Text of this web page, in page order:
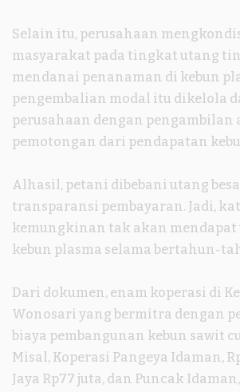
Selain itu, perusahaan
masyarakat pada tingkat utang
mendanai penanaman di kebun
pengembalian modal itu dikelola
perusahaan dengan pengambilan
pemotongan dari pendapatan
Alhasil, petani dibebani utang
transparansi pembayaran. Jadi,
kemungkinan tak akan
kebun plasma selama bertahun-
Dari dokumen, enam koperasi di
Wonosari yang bermitra dengan
biaya pembangunan kebun sawit
Misal, Koperasi Pangeya Idaman,
Jaya Rp77 juta, dan Puncak